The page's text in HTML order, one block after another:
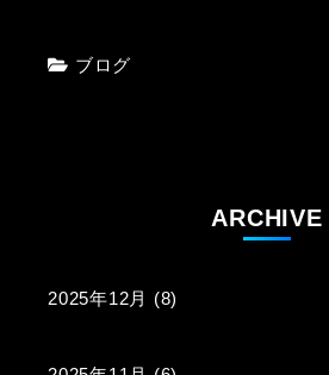
ブログ
ARCHIVE
2025年12月 (8)